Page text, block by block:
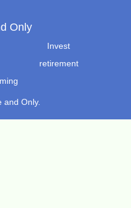
Only
Invest
retirement
and Only.